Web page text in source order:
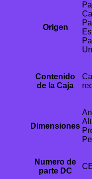
Origen
Contenido
de la Caja
Dimensiones
Numero de
parte DC